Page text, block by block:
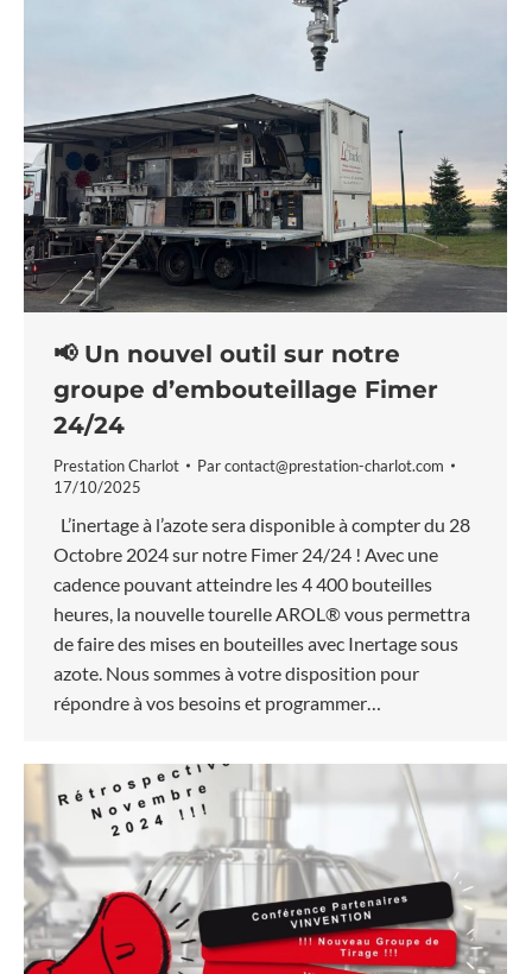
📢 Un nouvel outil sur notre
groupe d’embouteillage Fimer
24/24
Prestation Charlot Parcontact@prestation-charlot.com
17/10/2025
L’inertage à l’azote sera disponible à compter du 28
Octobre 2024 sur notre Fimer 24/24 ! Avec une
cadence pouvant atteindre les 4 400 bouteilles
heures, la nouvelle tourelle AROL® vous permettra
de faire des mises en bouteilles avec Inertage sous
azote. Nous sommes à votre disposition pour
répondre à vos besoins et programmer…